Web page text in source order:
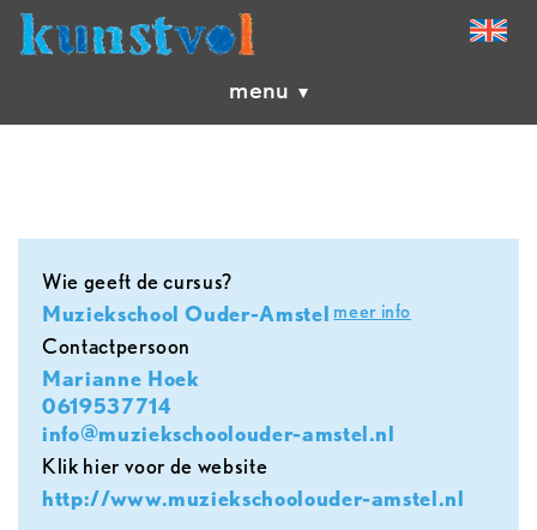
menu
Wie geeft de cursus?
Muziekschool Ouder-Amstel meer info
contactpersoon
Marianne Hoek
0619537714
info@muziekschoolouder-amstel.nl
Klik hier voor de website
http://www.muziekschoolouder-amstel.nl